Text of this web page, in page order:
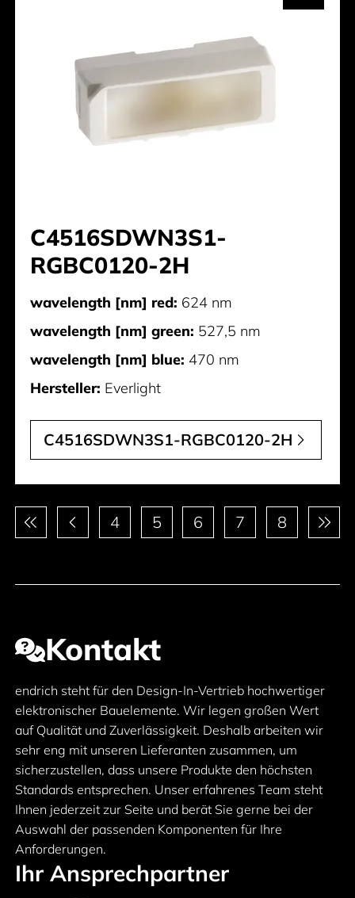
C4516SDWN3S1-
RGBC0120-2H
wavelength [nm] red: 624 nm
wavelength [nm] green: 527,5 nm
wavelength [nm] blue: 470 nm
Hersteller: Everlight
C4516SDWN3S1-RGBC0120-2H
Paginierung 4 5 6 7 8
Kontakt
endrich steht für den Design-In-Vertrieb hochwertiger
elektronischer Bauelemente. Wir legen großen Wert
auf Qualität und Zuverlässigkeit. Deshalb arbeiten wir
sehr eng mit unseren Lieferanten zusammen, um
sicherzustellen, dass unsere Produkte den höchsten
Standards entsprechen. Unser erfahrenes Team steht
Ihnen jederzeit zur Seite und berät Sie gerne bei der
Auswahl der passenden Komponenten für Ihre
Anforderungen.
Ihr Ansprechpartner